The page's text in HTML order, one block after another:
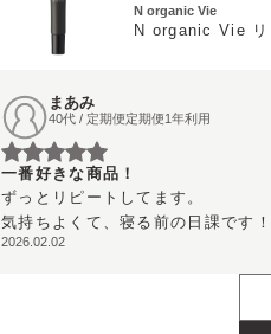
N organic Vie
N organic Vie リ
まあみ
40代 / 定期便定期便1年利用
一番好きな商品！
ずっとリピートしてます。
気持ちよくて、寝る前の日課です！
2026.02.02